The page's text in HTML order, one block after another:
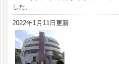
した。
2022年1月11日更新